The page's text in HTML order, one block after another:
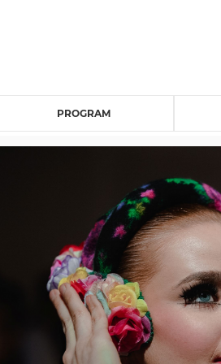
PROGRAM